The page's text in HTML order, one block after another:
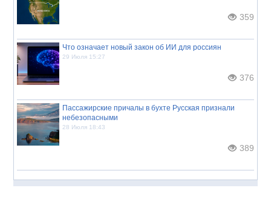
359
Что означает новый закон об ИИ для россиян
29 Июля 15:27
376
Пассажирские причалы в бухте Русская признали
небезопасными
28 Июля 18:43
389